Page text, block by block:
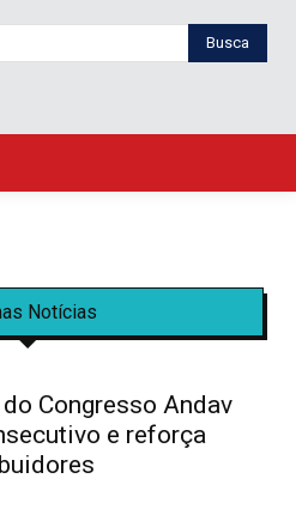
Busca
Notícias
Congresso Andav
e reforça